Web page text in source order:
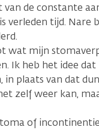
de constante
tijd. Nare
wat mijn
Ik heb het idee
plaats van dat
zelf weer kan,
of